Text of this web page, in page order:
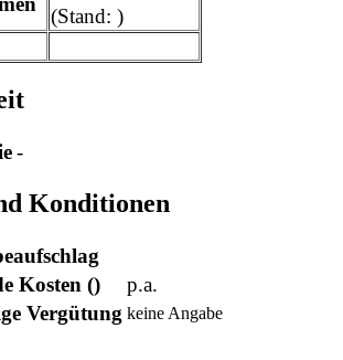
(Stand: )
-
Konditionen
Kosten ()
p.a.
Vergütung keine Angabe